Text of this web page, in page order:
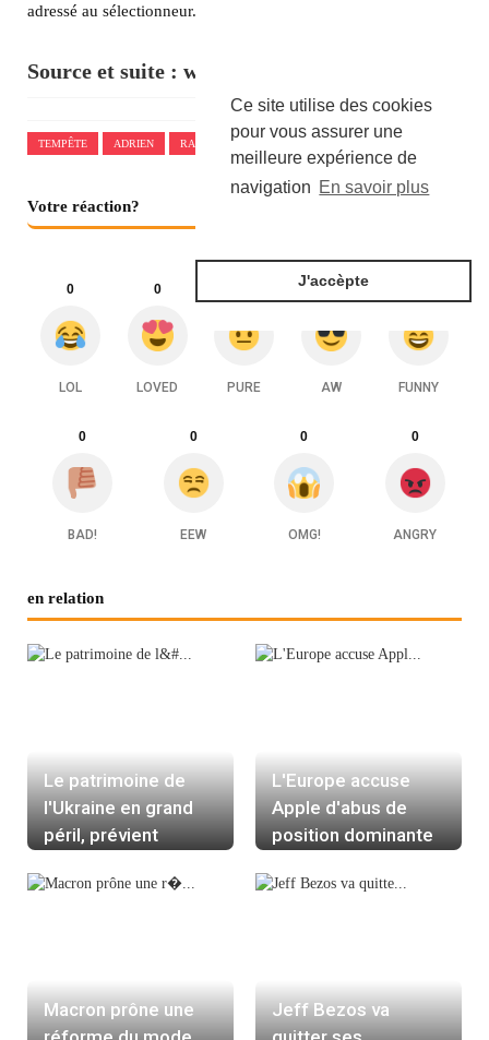
adressé au sélectionneur.
Source et suite : www.challenges.fr
TEMPÊTE ADRIEN RABIOT
Votre réaction?
0
LOL
0
LOVED PURE
0
AW FUNNY
0
BAD!
0
EEW
0
OMG!
0
ANGRY
en relation
Le patrimoine de
l'Ukraine en grand
péril, prévient
L'Europe accuse
Apple d'abus de
position dominante
Macron prône une
Jeff Bezos va
Ce site utilise des cookies
pour vous assurer une
meilleure expérience de
navigation En savoir plus
J'accèpte